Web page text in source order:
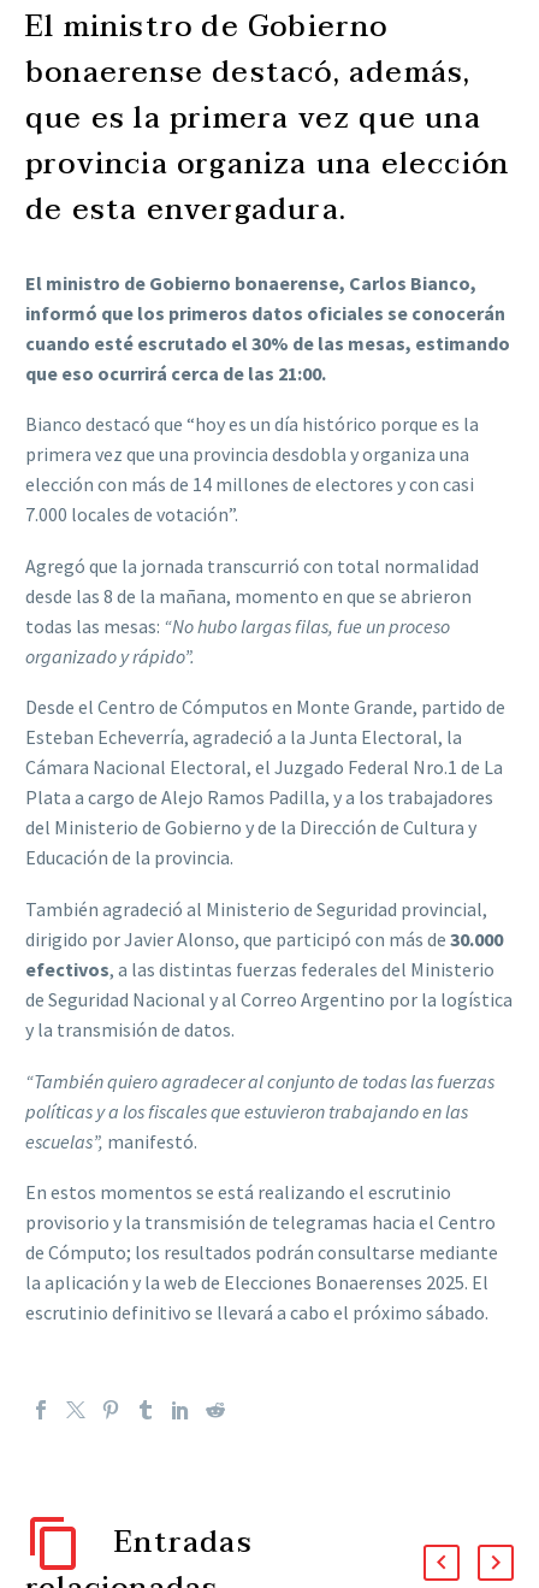
El ministro de Gobierno
bonaerense destacó, además,
que es la primera vez que una
provincia organiza una elección
de esta envergadura.
El ministro de Gobierno bonaerense, Carlos Bianco,
informó que los primeros datos oficiales se conocerán
cuando esté escrutado el 30% de las mesas, estimando
que eso ocurrirá cerca de las 21:00.
Bianco destacó que “hoy es un día histórico porque es la
primera vez que una provincia desdobla y organiza una
elección con más de 14 millones de electores y con casi
7.000 locales de votación”.
Agregó que la jornada transcurrió con total normalidad
desde las 8 de la mañana, momento en que se abrieron
todas las mesas: “No hubo largas filas, fue un proceso
organizado y rápido”.
Desde el Centro de Cómputos en Monte Grande, partido de
Esteban Echeverría, agradeció a la Junta Electoral, la
Cámara Nacional Electoral, el Juzgado Federal Nro.1 de La
Plata a cargo de Alejo Ramos Padilla, y a los trabajadores
del Ministerio de Gobierno y de la Dirección de Cultura y
Educación de la provincia.
También agradeció al Ministerio de Seguridad provincial,
dirigido por Javier Alonso, que participó con más de 30.000
efectivos, a las distintas fuerzas federales del Ministerio
de Seguridad Nacional y al Correo Argentino por la logística
y la transmisión de datos.
“También quiero agradecer al conjunto de todas las fuerzas
políticas y a los fiscales que estuvieron trabajando en las
escuelas”, manifestó.
En estos momentos se está realizando el escrutinio
provisorio y la transmisión de telegramas hacia el Centro
de Cómputo; los resultados podrán consultarse mediante
la aplicación y la web de Elecciones Bonaerenses 2025. El
escrutinio definitivo se llevará a cabo el próximo sábado.
Entradas